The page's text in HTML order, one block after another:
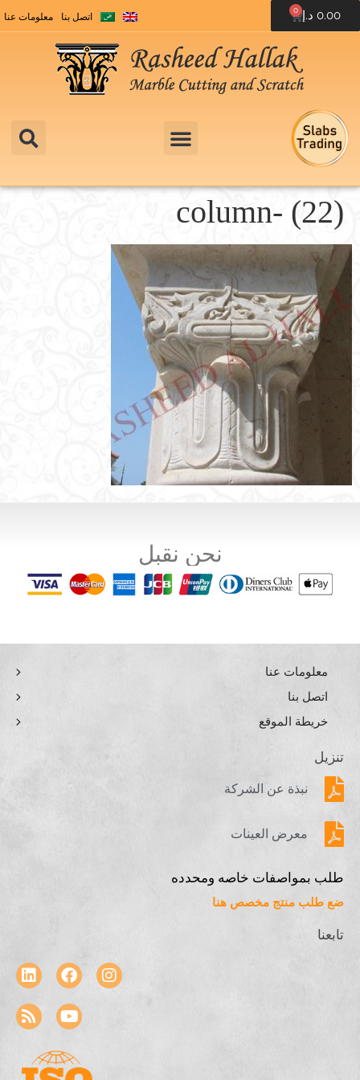
0.00 د.إ 0
اتصل بنا معلومات عنا
column- (22)
نحن نقبل
معلومات عنا
اتصل بنا
خريطة الموقع
تنزيل
نبذة عن الشركة
معرض العينات
طلب بمواصفات خاصه ومحدده
ضع طلب منتج مخصص هنا
تابعنا